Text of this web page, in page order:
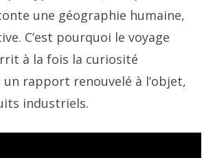
une géographie humaine,
C’est pourquoi le voyage
à la fois la curiosité
rapport renouvelé à l’objet,
industriels.